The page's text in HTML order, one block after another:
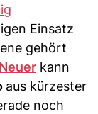
Einsatz
gehört
kann
aus kürzester
noch